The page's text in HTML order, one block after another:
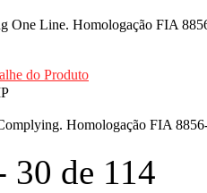
One Line. Homologação FIA
do Produto
Homologação FIA
30 de 114